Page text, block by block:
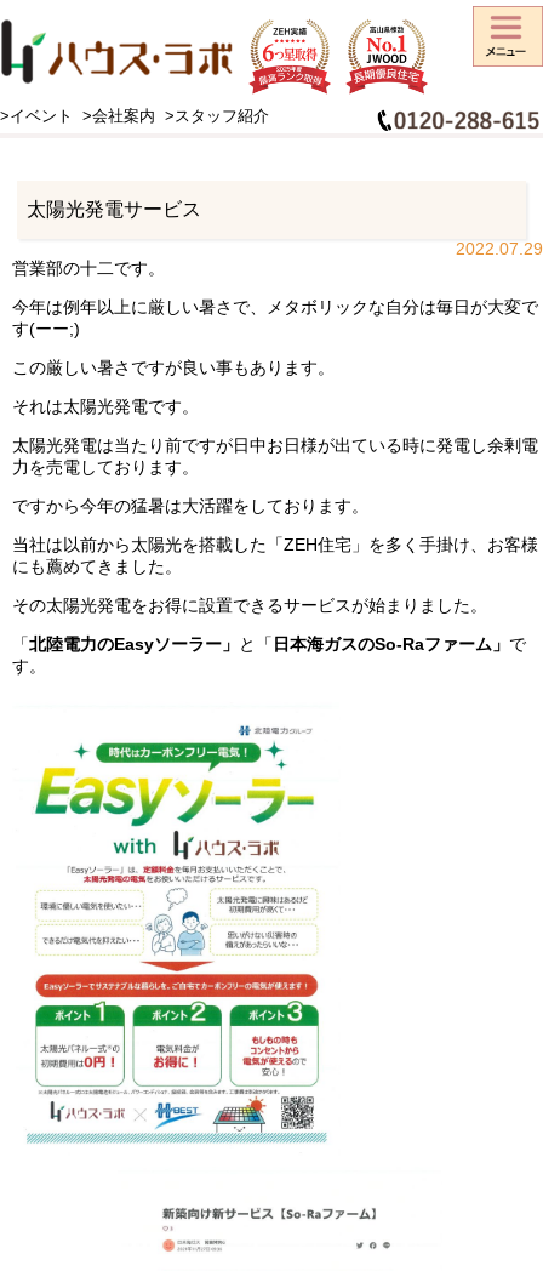
>イベント >会社案内 >スタッフ紹介
HOME > スタッフブログ > 太陽光発電サービス
太陽光発電サービス
2022.07.29
営業部の十二です。
今年は例年以上に厳しい暑さで、メタボリックな自分は毎日が大変で
す(ーー;)
この厳しい暑さですが良い事もあります。
それは太陽光発電です。
太陽光発電は当たり前ですが日中お日様が出ている時に発電し余剰電
力を売電しております。
ですから今年の猛暑は大活躍をしております。
当社は以前から太陽光を搭載した「ZEH住宅」を多く手掛け、お客様
にも薦めてきました。
その太陽光発電をお得に設置できるサービスが始まりました。
「北陸電力のEasyソーラー 」 と「 日本海ガスのSo-Raファーム」 で
す。